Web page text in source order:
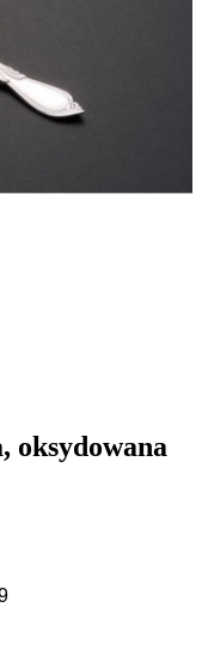
oksydowana